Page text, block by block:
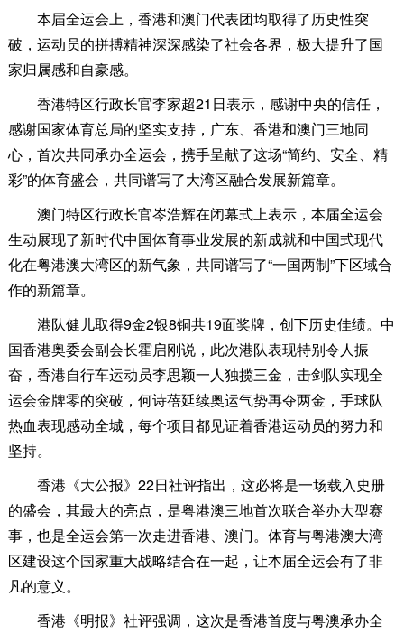
本届全运会上，香港和澳门代表团均取得了历史性突
破，运动员的拼搏精神深深感染了社会各界，极大提升了国
家归属感和自豪感。
香港特区行政长官李家超21日表示，感谢中央的信任，
感谢国家体育总局的坚实支持，广东、香港和澳门三地同
心，首次共同承办全运会，携手呈献了这场“简约、安全、精
彩”的体育盛会，共同谱写了大湾区融合发展新篇章。
澳门特区行政长官岑浩辉在闭幕式上表示，本届全运会
生动展现了新时代中国体育事业发展的新成就和中国式现代
化在粤港澳大湾区的新气象，共同谱写了“一国两制”下区域合
作的新篇章。
港队健儿取得9金2银8铜共19面奖牌，创下历史佳绩。中
国香港奥委会副会长霍启刚说，此次港队表现特别令人振
奋，香港自行车运动员李思颖一人独揽三金，击剑队实现全
运会金牌零的突破，何诗蓓延续奥运气势再夺两金，手球队
热血表现感动全城，每个项目都见证着香港运动员的努力和
坚持。
香港《大公报》22日社评指出，这必将是一场载入史册
的盛会，其最大的亮点，是粤港澳三地首次联合举办大型赛
事，也是全运会第一次走进香港、澳门。体育与粤港澳大湾
区建设这个国家重大战略结合在一起，让本届全运会有了非
凡的意义。
香港《明报》社评强调，这次是香港首度与粤澳承办全